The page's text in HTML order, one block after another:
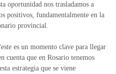
oportunidad nos trasladamos a
positivos, fundamentalmente en la
provincial.
es un momento clave para llegar
cuenta que en Rosario tenemos
estrategia que se viene